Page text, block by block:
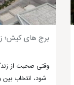
نمایی
اما پس از شورش
برج های کیش؛
وقتی صحبت از
شود، انتخاب